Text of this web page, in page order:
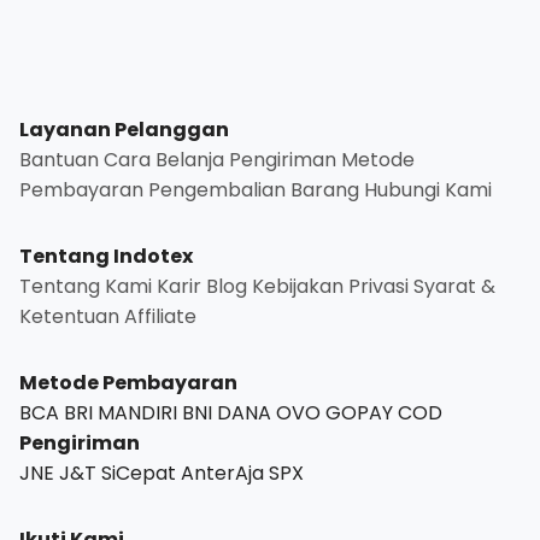
Layanan Pelanggan
BantuanCara Belanja Pengiriman Metode
Pembayaran Pengembalian Barang Hubungi Kami
Tentang Indotex
Tentang Kami Karir Blog Kebijakan PrivasiSyarat &
KetentuanAffiliate
Metode Pembayaran
BCA BRI MANDIRI BNI DANA OVOGOPAYCOD
Pengiriman
JNE J&T SiCepat AnterAjaSPX